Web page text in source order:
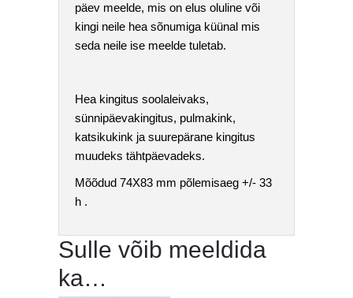
päev meelde, mis on elus oluline või
kingi neile hea sõnumiga küünal mis
seda neile ise meelde tuletab.
Hea kingitus soolaleivaks,
sünnipäevakingitus, pulmakink,
katsikukink ja suurepärane kingitus
muudeks tähtpäevadeks.
Mõõdud 74X83 mm põlemisaeg +/- 33
h .
Sulle võib meeldida
ka…